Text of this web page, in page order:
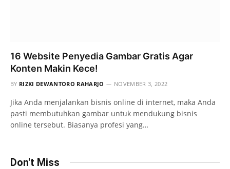
16 Website Penyedia Gambar Gratis Agar
Konten Makin Kece!
BY RIZKI DEWANTORO RAHARJO NOVEMBER 3, 2022
Jika Anda menjalankan bisnis online di internet, maka Anda
pasti membutuhkan gambar untuk mendukung bisnis
online tersebut. Biasanya profesi yang…
Don't Miss